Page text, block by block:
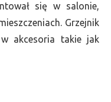
się w salonie,
Grzejnik
akcesoria takie jak